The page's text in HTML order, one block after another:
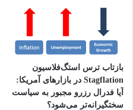
بازتاب ترس استگ‌فلاسیون
Stagflation در بازارهای آمریکا:
آیا فدرال رزرو مجبور به سیاست
سختگیرانه‌تر می‌شود؟